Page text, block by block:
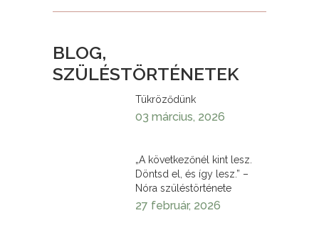
BLOG,
SZÜLÉSTÖRTÉNETEK
Tükröződünk
03 március, 2026
„A következőnél kint lesz.
Döntsd el, és így lesz.” –
Nóra szüléstörténete
27 február, 2026